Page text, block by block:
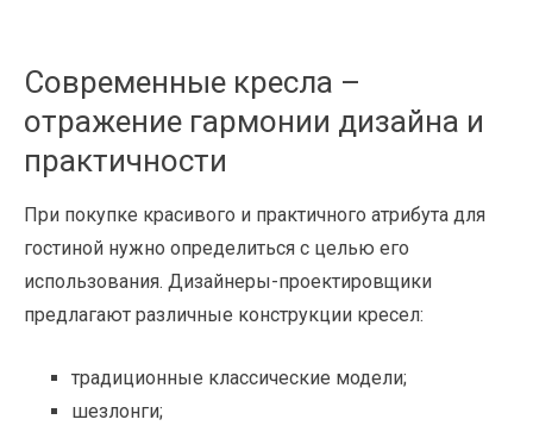
Современные кресла –
отражение гармонии дизайна и
практичности
При покупке красивого и практичного атрибута для
гостиной нужно определиться с целью его
использования. Дизайнеры-проектировщики
предлагают различные конструкции кресел:
традиционные классические модели;
шезлонги;